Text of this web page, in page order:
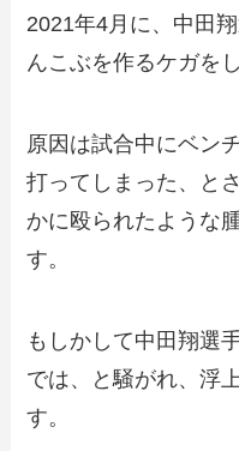
2021年4月に、中田
んこぶを作るケガを
原因は試合中にベン
打ってしまった、と
かに殴られたような
す。
もしかして中田翔選
では、と騒がれ、浮
す。